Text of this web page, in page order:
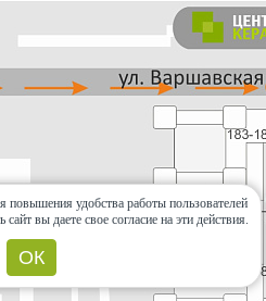
повышения удобства работы пользователей
вы даете свое согласие на эти действия.
ОК